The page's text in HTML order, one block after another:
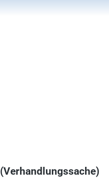
(Verhandlungssache)